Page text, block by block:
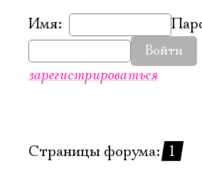
Имя:
Войти
зарегистрироваться
Страницы форума: 1